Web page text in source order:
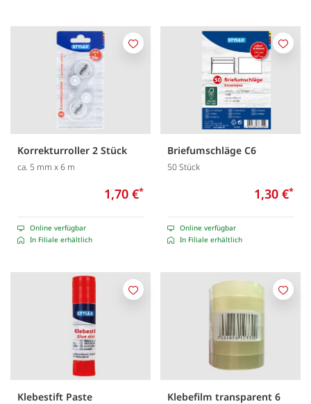
Korrekturroller 2 Stück
ca. 5 mm x 6 m
1,70 €*
Online verfügbar
In Filiale erhältlich
Merken
Briefumschläge C6
50 Stück
1,30 €*
Online verfügbar
In Filiale erhältlich
Klebestift Paste
Merken
Klebefilm transparent 6